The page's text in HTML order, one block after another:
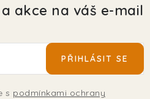
akce na váš e-mail
s podmínkami ochrany
PŘIHLÁSIT SE